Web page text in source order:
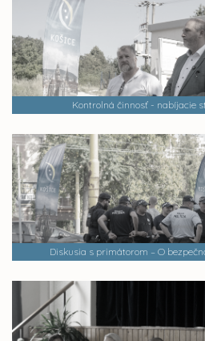
Kontrolná činnosť - nabíjacie
Diskusia s primátorom – O